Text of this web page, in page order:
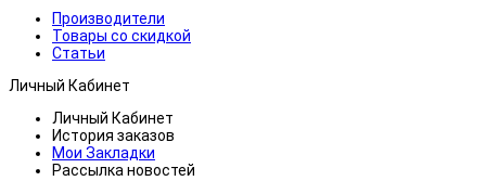
Производители
Товары со скидкой
Статьи
Личный Кабинет
Личный Кабинет
История заказов
Мои Закладки
Рассылка новостей